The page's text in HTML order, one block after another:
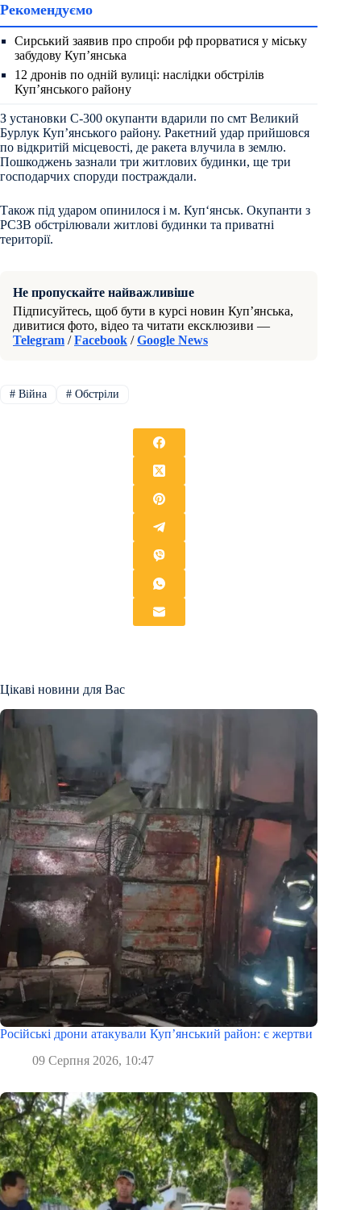
Рекомендуємо
Сирський заявив про спроби рф прорватися у міську
забудову Куп’янська
12 дронів по одній вулиці: наслідки обстрілів
Куп’янського району
З установки С-300 окупанти вдарили по смт Великий
Бурлук Куп’янського району. Ракетний удар прийшовся
по відкритій місцевості, де ракета влучила в землю.
Пошкоджень зазнали три житлових будинки, ще три
господарчих споруди постраждали.
Також під ударом опинилося і м. Куп‘янськ. Окупанти з
РСЗВ обстрілювали житлові будинки та приватні
території.
Не пропускайте найважливіше
Підписуйтесь, щоб бути в курсі новин Куп’янська,
дивитися фото, відео та читати ексклюзиви —
Telegram /Facebook /Google News
#Війна #Обстріли
Цікаві новини для Вас
Російські дрони атакували Куп’янський район: є жертви
09 Серпня 2026, 10:47